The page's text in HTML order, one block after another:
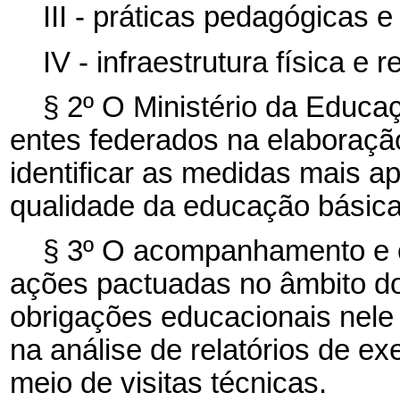
III - práticas pedagógicas
IV - infraestrutura física e
§ 2º O Ministério da
entes federados na
identificar as medidas mais
qualidade da educação
§ 3º O acompanhamento
ações pactuadas no âmbito
obrigações educacionais
na análise de relatórios de
meio de visitas técnicas.